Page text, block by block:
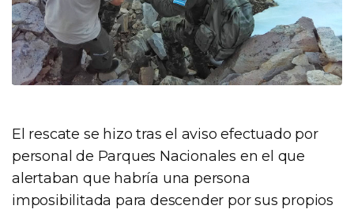
El rescate se hizo tras el aviso efectuado por
personal de Parques Nacionales en el que
alertaban que habría una persona
imposibilitada para descender por sus propios